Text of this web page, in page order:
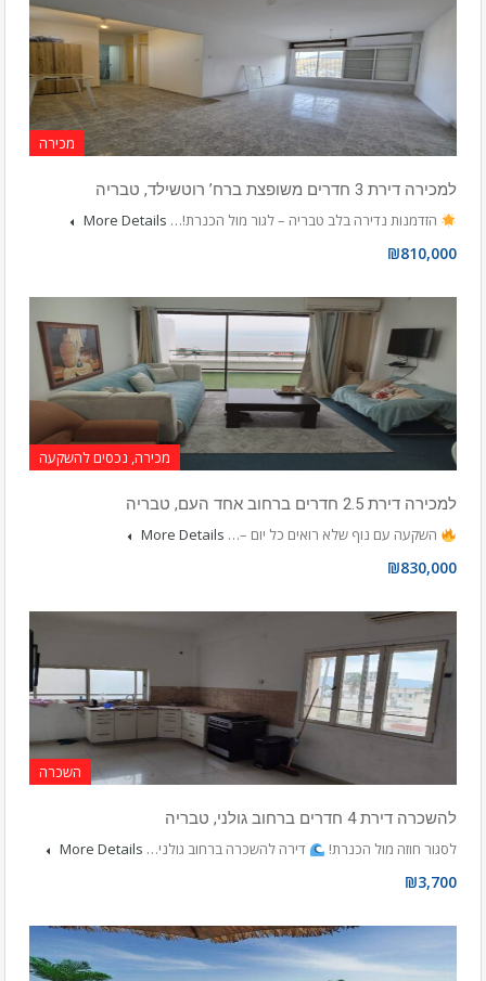
מכירה
למכירה דירת 3 חדרים משופצת ברח’ רוטשילד, טבריה
הזדמנות נדירה בלב טבריה – לגור מול הכנרת!… More Details
₪810,000
מכירה, נכסים להשקעה
למכירה דירת 2.5 חדרים ברחוב אחד העם, טבריה
השקעה עם נוף שלא רואים כל יום –… More Details
₪830,000
השכרה
להשכרה דירת 4 חדרים ברחוב גולני, טבריה
לסגור חוזה מול הכנרת!
דירה להשכרה ברחוב גולני… More Details
₪3,700